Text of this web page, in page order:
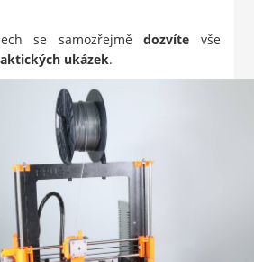
se samozřejmědozvíte vše
ukázek.